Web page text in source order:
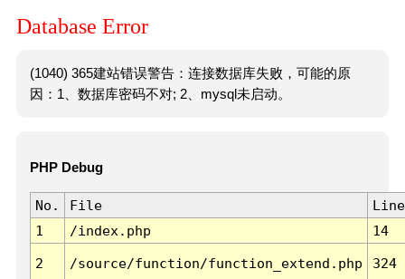
Database Error
(1040) 365建站错误警告：连接数据库失败，可能的原
因：1、数据库密码不对; 2、mysql未启动。
PHP Debug
No. File
Line
1
/index.php 14
2 /source/function/function_extend.php 324